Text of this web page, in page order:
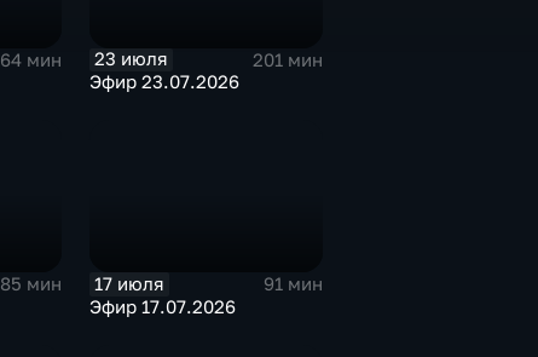
64 мин
23 июля
201 мин
Эфир 23.07.2026
85 мин
17 июля
91 мин
Эфир 17.07.2026